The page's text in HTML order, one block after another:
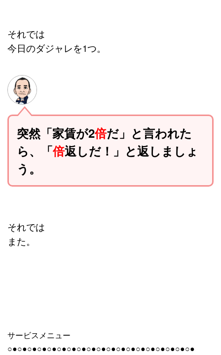
それでは
今日のダジャレを1つ。
突然「家賃が2倍だ」と言われた
ら、「倍返しだ！」と返しましょ
う。
それでは
また。
サービスメニュー
○●○●○●○●○●○●○●○●○●○●○●○●○●○●○●○●○●○●○●